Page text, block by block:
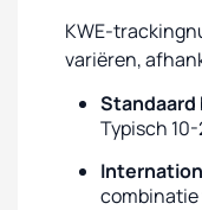
KWE-
variëren,
Typisch